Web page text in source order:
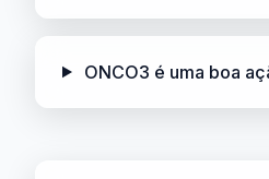
ONCO3 é uma boa